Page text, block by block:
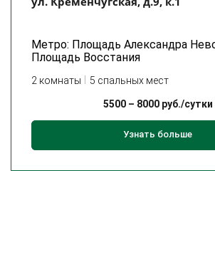
Метро: Площадь Александра
Площадь Восстания
2 комнаты 5 спальных мест
5500– 8000руб./сутки
Узнать больше